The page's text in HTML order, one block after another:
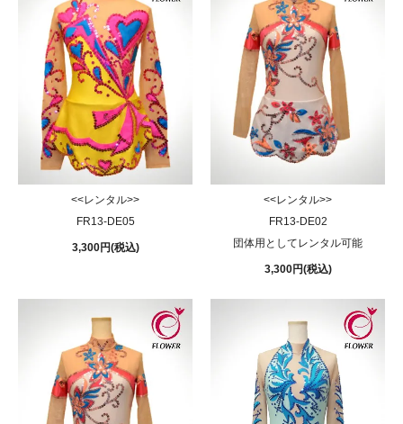
<<レンタル>>
FR13-DE05
3,300円(税込)
<<レンタル>>
FR13-DE02
団体用としてレンタル可能
3,300円(税込)